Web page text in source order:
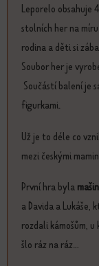
Leporelo obsahuje
stolních her na
rodina a děti si
Soubor her je
Součástí balení je
figurkami.
Už je to déle co
mezi českými
První hra byla
a Davida a Lukáše,
rozdali kámošům,
šlo ráz na ráz...